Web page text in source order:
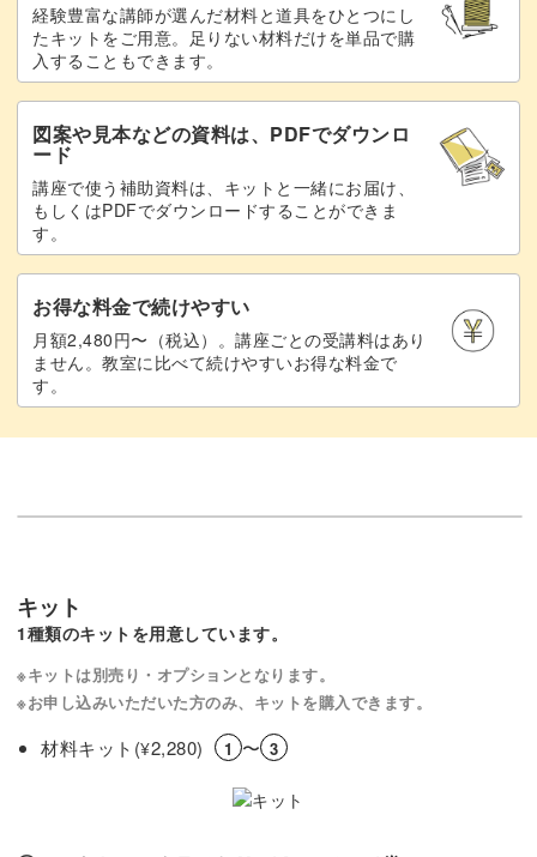
シンプルでエコな手芸を通して、癒される時間と癒される
アイテムも手に入れましょう。
手作りの温もりを感じながら、素敵なミニチュアかごを作
ってみませんか？
レッスンでお待ちしています！
経験豊富な講師が選んだ材料と道具をひとつにし
たキットをご用意。足りない材料だけを単品で購
入することもできます。
図案や見本などの資料は、PDFでダウンロ
ード
講座で使う補助資料は、キットと一緒にお届け、
もしくはPDFでダウンロードすることができま
す。
お得な料金で続けやすい
月額2,480円〜（税込）。講座ごとの受講料はあり
ません。教室に比べて続けやすいお得な料金で
す。
キット
1種類のキットを用意しています。
※キットは別売り・オプションとなります。
※お申し込みいただいた方のみ、キットを購入できます。
材料キット(¥2,280) 1 〜 3